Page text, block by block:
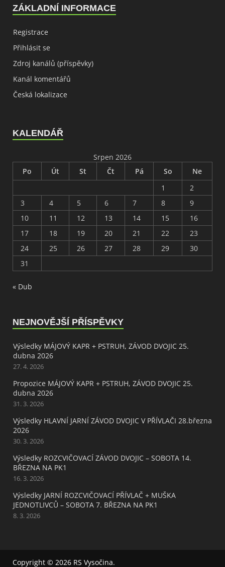
ZÁKLADNÍ INFORMACE
Registrace
Přihlásit se
Zdroj kanálů (příspěvky)
Kanál komentářů
Česká lokalizace
KALENDÁŘ
Srpen 2026
Po
Út St Čt Pá So
Ne
1
2
3
4 5 6 7 8
9
10
11 12 13 14 15
16
17
18 19 20 21 22
23
24
25 26 27 28 29
30
31
« Dub
NEJNOVĚJŠÍ PŘÍSPĚVKY
Výsledky MÁJOVÝ KAPR + PSTRUH, ZÁVOD DVOJIC 25.
dubna 2026
27. 4. 2026
Propozice MÁJOVÝ KAPR + PSTRUH, ZÁVOD DVOJIC 25.
dubna 2026
31. 3. 2026
Výsledky HLAVNÍ JARNÍ ZÁVOD DVOJIC V PŘÍVLAČI 28.března
2026
30. 3. 2026
Výsledky ROZCVIČOVACÍ ZÁVOD DVOJIC – SOBOTA 14.
BŘEZNA NA PK1
16. 3. 2026
Výsledky JARNÍ ROZCVIČOVACÍ PŘÍVLAČ + MUŠKA
JEDNOTLIVCŮ – SOBOTA 7. BŘEZNA NA PK1
8. 3. 2026
Copyright © 2026 RS Vysočina.